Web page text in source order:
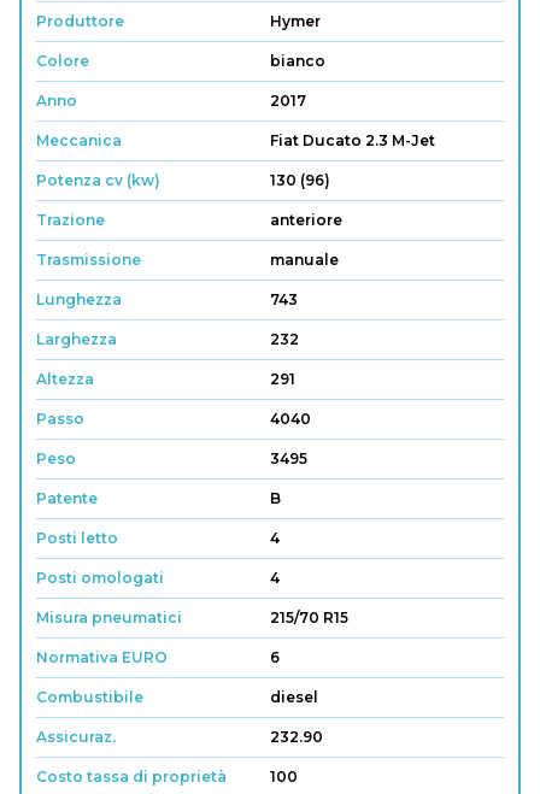
Produttore Hymer
Colore bianco
Anno 2017
Meccanica Fiat Ducato 2.3 M-Jet
Potenza cv (kw) 130 (96)
Trazione anteriore
Trasmissione manuale
Lunghezza 743
Larghezza 232
Altezza 291
Passo 4040
Peso 3495
Patente B
Posti letto 4
Posti omologati 4
Misura pneumatici 215/70 R15
Normativa EURO 6
Combustibile diesel
Assicuraz. 232.90
Costo tassa di proprietà 100